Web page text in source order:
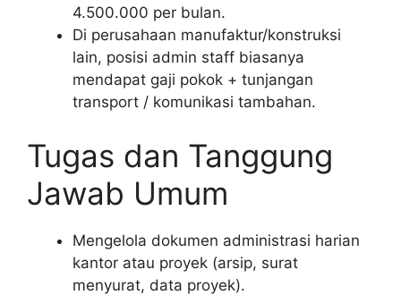
4.500.000 per bulan.
Di perusahaan manufaktur/konstruksi
lain, posisi admin staff biasanya
mendapat gaji pokok + tunjangan
transport / komunikasi tambahan.
Tugas dan Tanggung
Jawab Umum
Mengelola dokumen administrasi harian
kantor atau proyek (arsip, surat
menyurat, data proyek).